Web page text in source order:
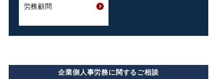
労務顧問
企業側人事労務に関するご相談